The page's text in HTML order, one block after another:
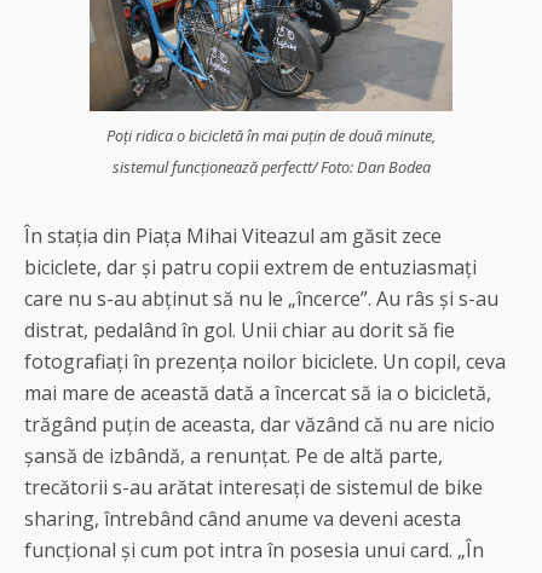
Poți ridica o bicicletă în mai puțin de două minute,
sistemul funcționează perfectt/ Foto: Dan Bodea
În stația din Piața Mihai Viteazul am găsit zece
biciclete, dar și patru copii extrem de entuziasmați
care nu s-au abținut să nu le „încerce”. Au râs și s-au
distrat, pedalând în gol. Unii chiar au dorit să fie
fotografiați în prezența noilor biciclete. Un copil, ceva
mai mare de această dată a încercat să ia o bicicletă,
trăgând puțin de aceasta, dar văzând că nu are nicio
șansă de izbândă, a renunțat. Pe de altă parte,
trecătorii s-au arătat interesați de sistemul de bike
sharing, întrebând când anume va deveni acesta
funcțional și cum pot intra în posesia unui card. „În